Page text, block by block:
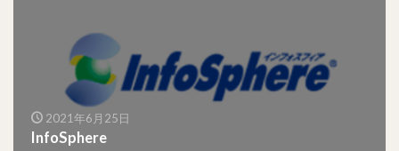
2021年6月25日
InfoSphere